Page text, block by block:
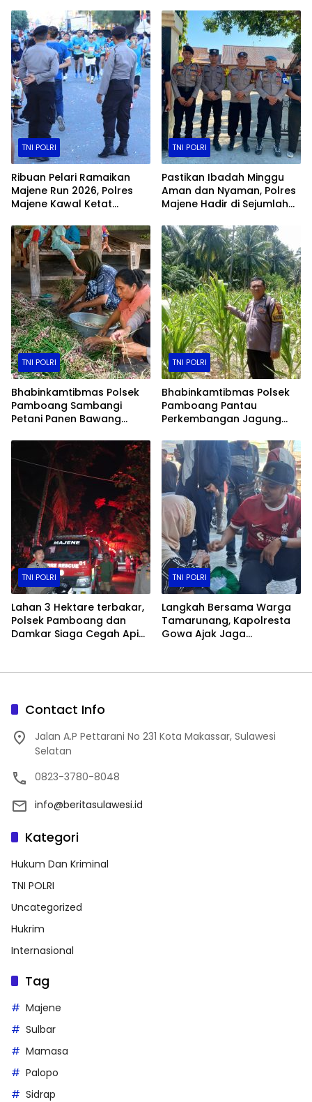
TNI POLRI
Ribuan Pelari Ramaikan
Majene Run 2026, Polres
Majene Kawal Ketat
TNI POLRI
Pastikan Ibadah Minggu
Aman dan Nyaman, Polres
Majene Hadir di Sejumlah
TNI POLRI
Bhabinkamtibmas Polsek
Pamboang Sambangi
Petani Panen Bawang
Dukungan Ketahanan
Pangan
TNI POLRI
Bhabinkamtibmas Polsek
Pamboang Pantau
Perkembangan Jagung
Ketahanan Pangan Warga
TNI POLRI
Lahan 3 Hektare terbakar,
Polsek Pamboang dan
Damkar Siaga Cegah Api
TNI POLRI
Langkah Bersama Warga
Tamarunang, Kapolresta
Gowa Ajak Jaga
Contact Info
Jalan A.P Pettarani No 231 Kota Makassar, Sulawesi
Selatan
0823-3780-8048
info@beritasulawesi.id
Kategori
Hukum Dan Kriminal
TNI POLRI
Uncategorized
Hukrim
Internasional
Tag
Majene
Sulbar
Mamasa
Palopo
Sidrap